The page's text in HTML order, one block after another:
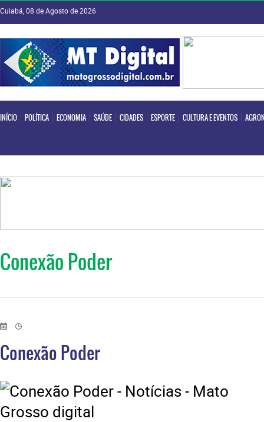
Cuiabá, 08 de Agosto de 2026
INÍCIO POLÍTICA ECONOMIA SAÚDE CIDADES ESPORTE CULTURA E EVENTOS
INÍCIO POLÍTICA ECONOMIA SAÚDE
Conexão Poder
Conexão Poder